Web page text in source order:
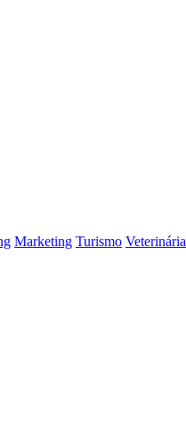
Marketing Turismo Veterinária